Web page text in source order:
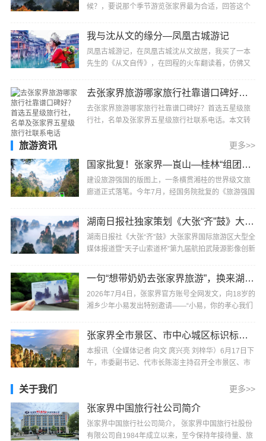
候？，要说那个季节游览张家界最为合适，回答这个
区，一···
我与沈从文的缘分—凤凰古城游记
凤凰古城游记，在凤凰古城沈从文故居，我买了一本
先生的《从文自传》，在回程的火车翻读着，仿佛又
所···
去张家界旅游哪家旅行社靠谱口碑好？首选五星级旅行社，名单及张家界五星级旅行社联系电话
去张家界旅游哪家旅行社靠谱口碑好？首选五星级旅
行社，名单及张家界五星级旅行社联系电话。本文转
旅游资讯 更多>>
国家批复！张家界—崀山—桂林“组团出道”，被列为全国重点培育旅游廊带
建设旅游强国的版图上，一条横贯湘桂的世界级文旅
廊道正式落笔。今年7月，经国务院批复的《旅游强国
湖南日报社独家策划《大张“齐”鼓》大张家界国际旅游区大型全媒体报道即将启动
湖南日报社《大张“齐”鼓》大张家界国际旅游区大型全
媒体报道暨“天子山索道杯”第九届航拍武陵源影像创新
一句“想带奶奶去张家界旅游”，换来湖南张家界全网的邀请
2026年7月4日，张家界官方账号全网发文，向18岁的
湘乡少年小易发出特别邀请——“小易，你的孝心我们
···
张家界全市景区、市中心城区标识标牌国际化建设专题会议召开
本报讯（全媒体记者 向文 庹兴亮 刘梓华）6月17日下
午，市委副书记、代市长陈澎主持召开全市景区、市
关于我们 更多>>
张家界中国旅行社公司简介
张家界中国旅行社公司简介， 张家界中国旅行社股份
有限公司自1984年成立以来，至今保持年接待量、旅